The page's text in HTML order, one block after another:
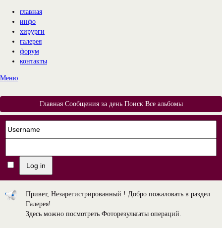
главная
инфо
хирурги
галерея
форум
контакты
Меню
Главная Сообщения за день Поиск Все альбомы
Привет, Незарегистрированный ! Добро пожаловать в раздел
Галерея!
Здесь можно посмотреть Фоторезультаты операций.